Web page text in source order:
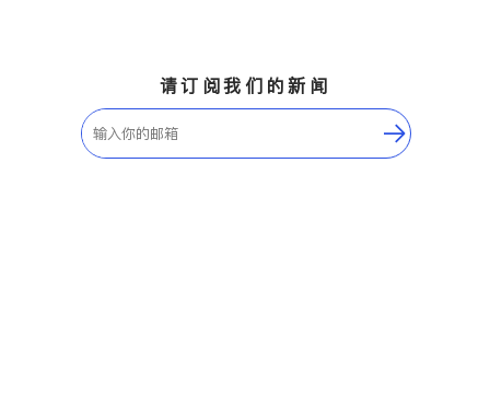
请订阅我们的新闻